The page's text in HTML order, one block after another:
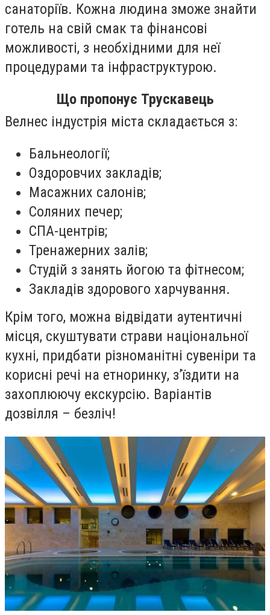
санаторіїв. Кожна людина зможе знайти
готель на свій смак та фінансові
можливості, з необхідними для неї
процедурами та інфраструктурою.
Що пропонує Трускавець
Велнес індустрія міста складається з:
Бальнеології;
Оздоровчих закладів;
Масажних салонів;
Соляних печер;
СПА-центрів;
Тренажерних залів;
Студій з занять йогою та фітнесом;
Закладів здорового харчування.
Крім того, можна відвідати аутентичні
місця, скуштувати страви національної
кухні, придбати різноманітні сувеніри та
корисні речі на етноринку, з’їздити на
захоплюючу екскурсію. Варіантів
дозвілля – безліч!